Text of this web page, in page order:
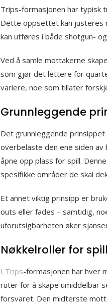
Trips-formasjonen har typisk
Dette oppsettet kan justeres
kan utføres i både shotgun-
Ved å samle mottakerne
som gjør det lettere for
variere, noe som tillater
Grunnleggende
Det grunnleggende
overbelaste den ene siden
åpne opp plass for spill.
spesifikke områder de skal
Et annet viktig prinsipp er
outs eller fades – samtidig,
uforutsigbarheten øker
Nøkkelroller for
I Trips-formasjonen har hver
ruter for å skape umiddelbar
forsvaret. Den midterste